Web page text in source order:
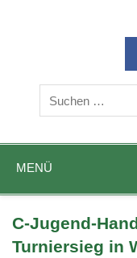
DIE Sportadresse in
MENÜ
C-Jugend-
Turniersieg in